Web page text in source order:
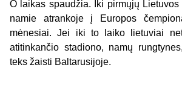
O laikas spaudžia. Iki pirmųjų Lietuvos
namie atrankoje į Europos
mėnesiai. Jei iki to laiko lietuviai
atitinkančio stadiono, namų
teks žaisti Baltarusijoje.